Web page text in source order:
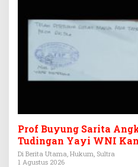
Prof Buyung Sarita
Tudingan Yayi WNI
Rp3,6 Miliar
Di Berita Utama, Hukum, Sultra
1 Agustus 2026